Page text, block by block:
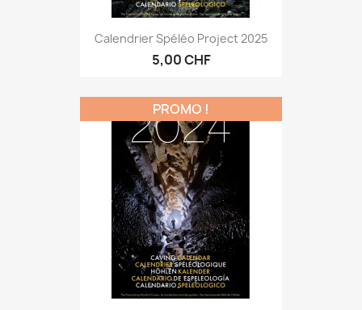
Calendrier Spéléo Project 2025
5,00 CHF
PROMO !